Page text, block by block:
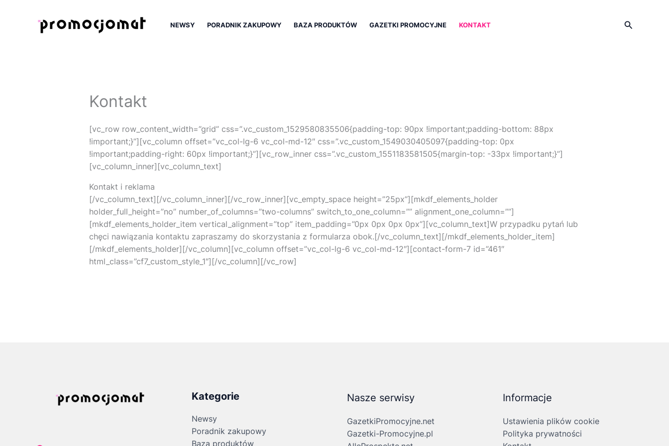
NEWSY PORADNIK ZAKUPOWY BAZA PRODUKTÓW GAZETKI PROMOCYJNE KONTAKT Szukaj
Kontakt
[vc_row row_content_width=”grid” css=”.vc_custom_1529580835506{padding-top: 90px !important;padding-bottom: 88px
!important;}”][vc_column offset=”vc_col-lg-6 vc_col-md-12″ css=”.vc_custom_1549030405097{padding-top: 0px
!important;padding-right: 60px !important;}”][vc_row_inner css=”.vc_custom_1551183581505{margin-top: -33px !important;}”]
[vc_column_inner][vc_column_text]
Kontakt i reklama
[/vc_column_text][/vc_column_inner][/vc_row_inner][vc_empty_space height=”25px”][mkdf_elements_holder
holder_full_height=”no” number_of_columns=”two-columns” switch_to_one_column=”” alignment_one_column=””]
[mkdf_elements_holder_item vertical_alignment=”top” item_padding=”0px 0px 0px 0px”][vc_column_text]W przypadku pytań lub
chęci nawiązania kontaktu zapraszamy do skorzystania z formularza obok.[/vc_column_text][/mkdf_elements_holder_item]
[/mkdf_elements_holder][/vc_column][vc_column offset=”vc_col-lg-6 vc_col-md-12″][contact-form-7 id=”461″
html_class=”cf7_custom_style_1″][/vc_column][/vc_row]
Kategorie
Newsy
Poradnik zakupowy
Baza produktów
Nasze serwisy
GazetkiPromocyjne.net
Gazetki-Promocyjne.pl
Informacje
Ustawienia plików cookie
Polityka prywatności